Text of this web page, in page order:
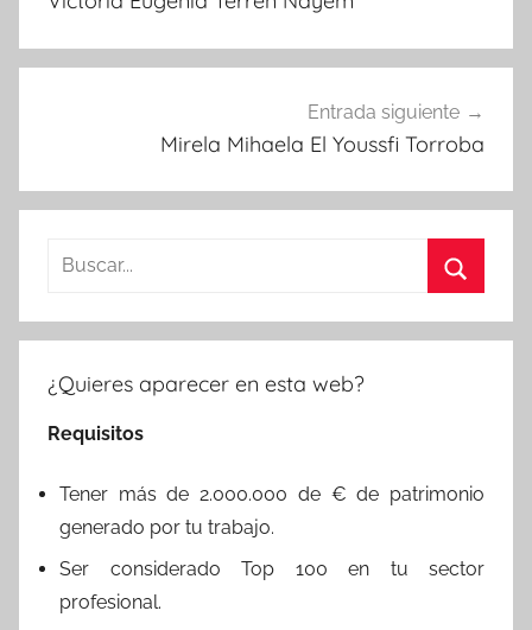
Entrada siguiente
Mirela Mihaela El Youssfi Torroba
Buscar:
¿Quieres aparecer en esta web?
Requisitos
Tener más de 2.000.000 de € de patrimonio
generado por tu trabajo.
Ser considerado Top 100 en tu sector
profesional.